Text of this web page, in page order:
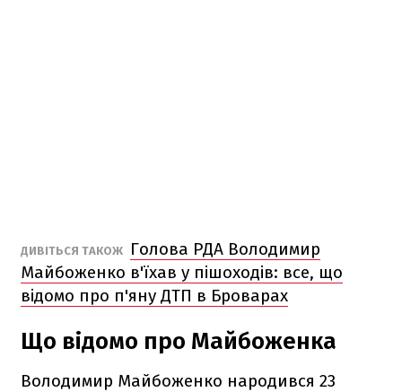
ДИВІТЬСЯ ТАКОЖ
Голова РДА Володимир
Майбоженко в'їхав у пішоходів: все, що
відомо про п'яну ДТП в Броварах
Що відомо про Майбоженка
Володимир Майбоженко народився 23